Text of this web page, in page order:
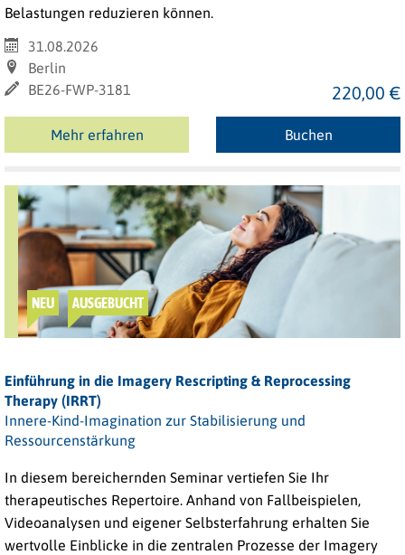
Belastungen reduzieren können.
31.08.2026
Berlin
BE26-FWP-3181
220,00 €
Mehr erfahren Buchen
NEU AUSGEBUCHT
Einführung in die Imagery Rescripting & Reprocessing
Therapy (IRRT)
Innere-Kind-Imagination zur Stabilisierung und
Ressourcenstärkung
In diesem bereichernden Seminar vertiefen Sie Ihr
therapeutisches Repertoire. Anhand von Fallbeispielen,
Videoanalysen und eigener Selbsterfahrung erhalten Sie
wertvolle Einblicke in die zentralen Prozesse der Imagery